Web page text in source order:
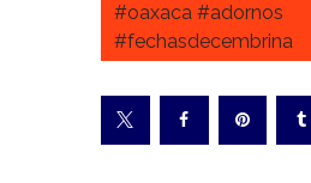
#oaxaca #adornos
#fechasdecembrina